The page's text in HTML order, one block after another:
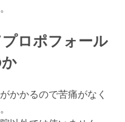
ロポフォール
かかるので苦痛がなく